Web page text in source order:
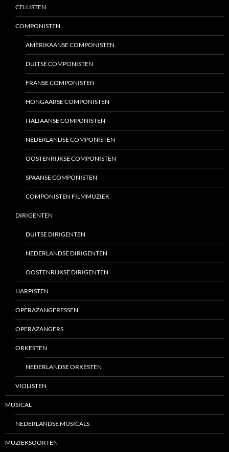
CELLISTEN
COMPONISTEN
AMERIKAANSE COMPONISTEN
DUITSE COMPONISTEN
FRANSE COMPONISTEN
HONGAARSE COMPONISTEN
ITALIAANSE COMPONISTEN
NEDERLANDSE COMPONISTEN
OOSTENRIJKSE COMPONISTEN
SPAANSE COMPONISTEN
COMPONISTEN FILMMUZIEK
DIRIGENTEN
DUITSE DIRIGENTEN
NEDERLANDSE DIRIGENTEN
OOSTENRIJKSE DIRIGENTEN
HARPISTEN
OPERAZANGERESSEN
OPERAZANGERS
ORKESTEN
NEDERLANDSE ORKESTEN
VIOLISTEN
MUSICAL
NEDERLANDSE MUSICALS
MUZIEKSOORTEN